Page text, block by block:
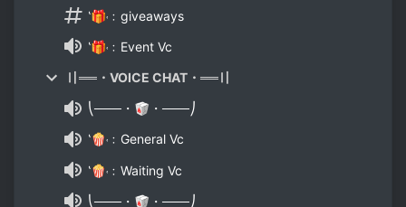
‛🎁˓﹕giveaways
‛🎁˓﹕Event Vc
〢══・VOICE CHAT・══〢
⎝───・🥡・───⎠
‛🍿˓﹕General Vc
‛🍿˓﹕Waiting Vc
⎝───・🥡・───⎠